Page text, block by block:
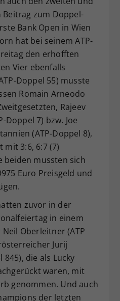
zum Doppel-
Bank Open in Wien
hat bei seinem ATP-
den erhofften
Vier ebenfalls
Doppel 55) musste
Romain Arneodo
Rajeev
Doppel 7) bzw. Joe
(ATP-Doppel 8),
mit 3:6, 6:7 (7)
beiden mussten sich
Euro Preisgeld und
zuvor in der
in einem
Oberleitner (ATP
Jurij
845), die als Lucky
waren, mit
genommen. Und auch
der letzten
speichert Ihre Consent-
Unter anderem eine
ID, für die
Speicherung Ihrer
Einstellungen, falls der
Betreiber dies eingestellt